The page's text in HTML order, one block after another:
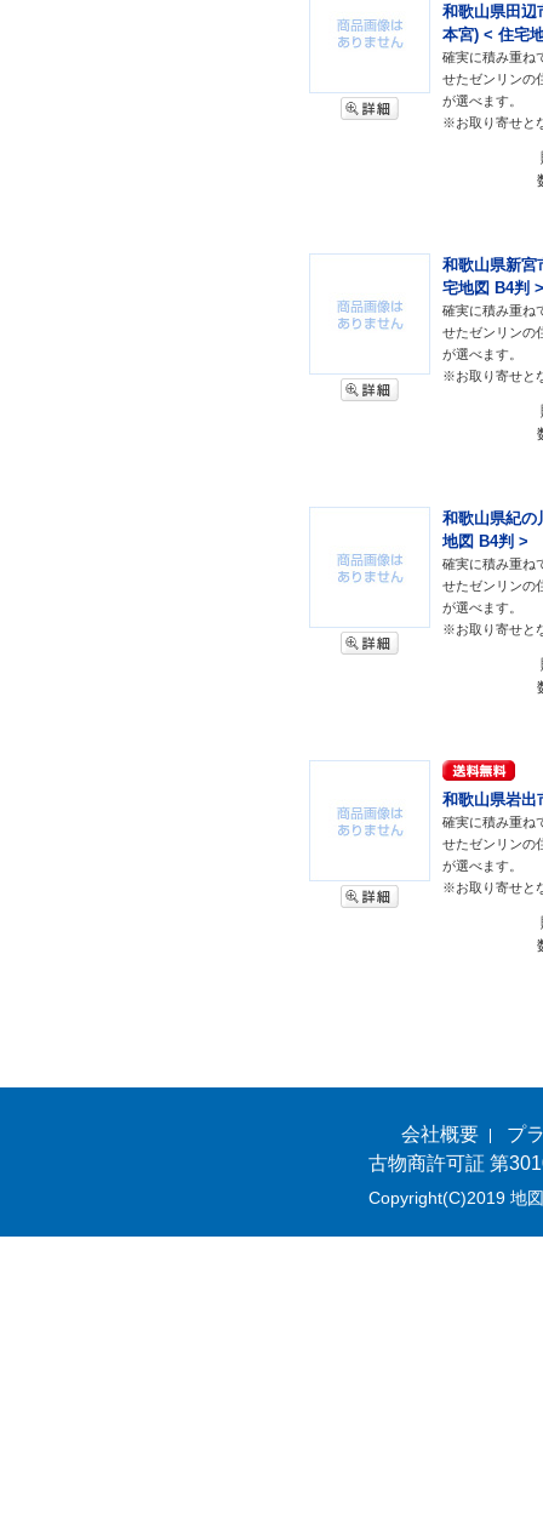
和歌山県田辺
本宮) < 住宅
確実に積み重ね
せたゼンリンの
が選べます。
※お取り寄せと
和歌山県新宮
宅地図 B4判 >
確実に積み重ね
せたゼンリンの
が選べます。
※お取り寄せと
和歌山県紀の
地図 B4判 >
確実に積み重ね
せたゼンリンの
が選べます。
※お取り寄せと
和歌山県岩出
確実に積み重ね
せたゼンリンの
が選べます。
※お取り寄せと
会社概要
プ
古物商許可証 第
Copyright(C)2019 地